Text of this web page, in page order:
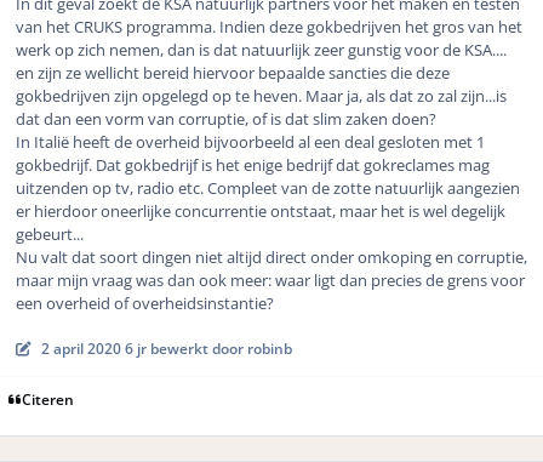
van het CRUKS programma. Indien deze gokbedrijven het gros van het
werk op zich nemen, dan is dat natuurlijk zeer gunstig voor de KSA....
en zijn ze wellicht bereid hiervoor bepaalde sancties die deze
gokbedrijven zijn opgelegd op te heven. Maar ja, als dat zo zal zijn...is
dat dan een vorm van corruptie, of is dat slim zaken doen?
In Italië heeft de overheid bijvoorbeeld al een deal gesloten met 1
gokbedrijf. Dat gokbedrijf is het enige bedrijf dat gokreclames mag
uitzenden op tv, radio etc. Compleet van de zotte natuurlijk aangezien
er hierdoor oneerlijke concurrentie ontstaat, maar het is wel degelijk
gebeurt...
Nu valt dat soort dingen niet altijd direct onder omkoping en corruptie,
maar mijn vraag was dan ook meer: waar ligt dan precies de grens voor
een overheid of overheidsinstantie?
2 april 20206 jr bewerkt door robinb
Citeren